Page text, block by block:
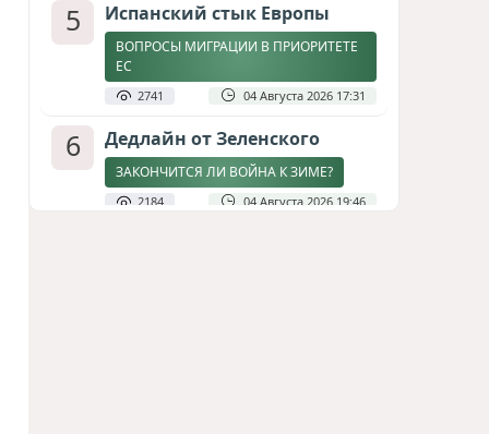
5 Испанский стык Европы
ВОПРОСЫ МИГРАЦИИ В ПРИОРИТЕТЕ
ЕС
2741 04 Августа 2026 17:31
6 Дедлайн от Зеленского
ЗАКОНЧИТСЯ ЛИ ВОЙНА К ЗИМЕ?
2184 04 Августа 2026 19:46